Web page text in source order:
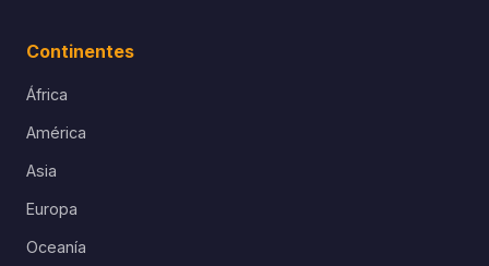
Continentes
África
América
Asia
Europa
Oceanía